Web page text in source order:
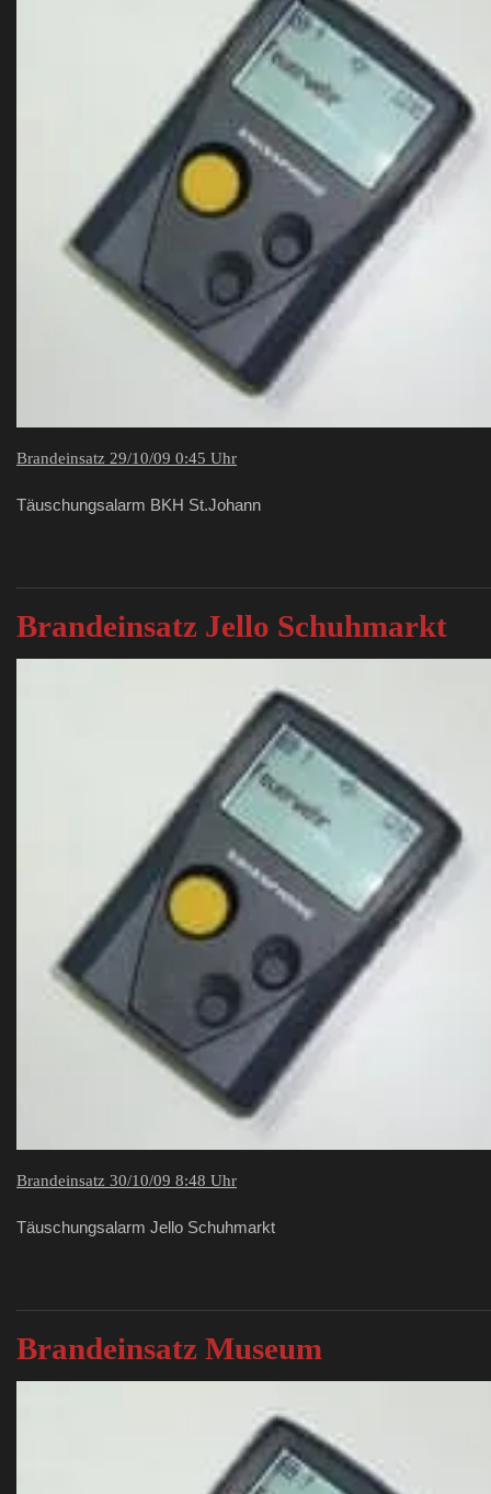
Brandeinsatz 29/10/09 0:45 Uhr
Täuschungsalarm BKH St.Johann
Brandeinsatz Jello Schuhmarkt
Brandeinsatz 30/10/09 8:48 Uhr
Täuschungsalarm Jello Schuhmarkt
Brandeinsatz Museum